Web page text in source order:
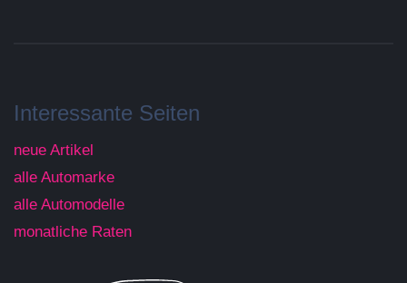
Interessante Seiten
neue Artikel
alle Automarke
alle Automodelle
monatliche Raten